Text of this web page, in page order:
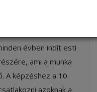
évben indít esti
ami a munka
A képzéshez a 10.
azoknak a